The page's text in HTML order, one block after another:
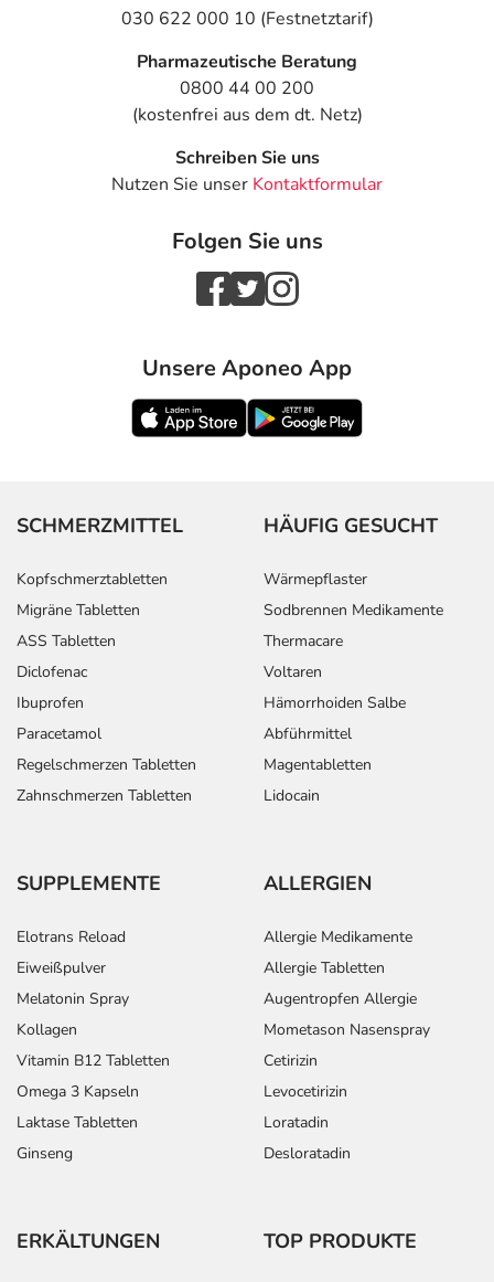
030 622 000 10 (Festnetztarif)
Pharmazeutische Beratung
0800 44 00 200
(kostenfrei aus dem dt. Netz)
Schreiben Sie uns
Nutzen Sie unser Kontaktformular
Folgen Sie uns
Unsere Aponeo App
SCHMERZMITTEL
Kopfschmerztabletten
Migräne Tabletten
ASS Tabletten
Diclofenac
Ibuprofen
Paracetamol
Regelschmerzen Tabletten
Zahnschmerzen Tabletten
HÄUFIG GESUCHT
Wärmepflaster
Sodbrennen Medikamente
Thermacare
Voltaren
Hämorrhoiden Salbe
Abführmittel
Magentabletten
Lidocain
SUPPLEMENTE
Elotrans Reload
Eiweißpulver
Melatonin Spray
Kollagen
Vitamin B12 Tabletten
Omega 3 Kapseln
Laktase Tabletten
Ginseng
ALLERGIEN
Allergie Medikamente
Allergie Tabletten
Augentropfen Allergie
Mometason Nasenspray
Cetirizin
Levocetirizin
Loratadin
Desloratadin
ERKÄLTUNGEN TOP PRODUKTE